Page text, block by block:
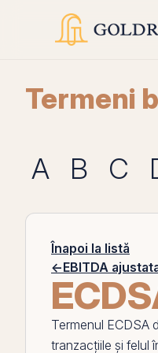
Termeni
A B C
Înapoi la listă
←EBITDA
Termenul ECDSA
tranzacțiile și felul